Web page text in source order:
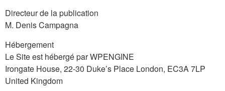
Directeur de la publication
M. Denis Campagna
Hébergement
Le Site est hébergé par WPENGINE
Irongate House, 22-30 Duke’s Place London, EC3A 7LP
United Kingdom